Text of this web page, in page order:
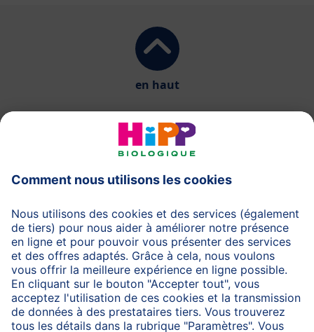
en haut
HiPP Grossesse
Protection des données
Protection d'utilisation
Mentions légales
A propos de HiPP
Contactez-nous